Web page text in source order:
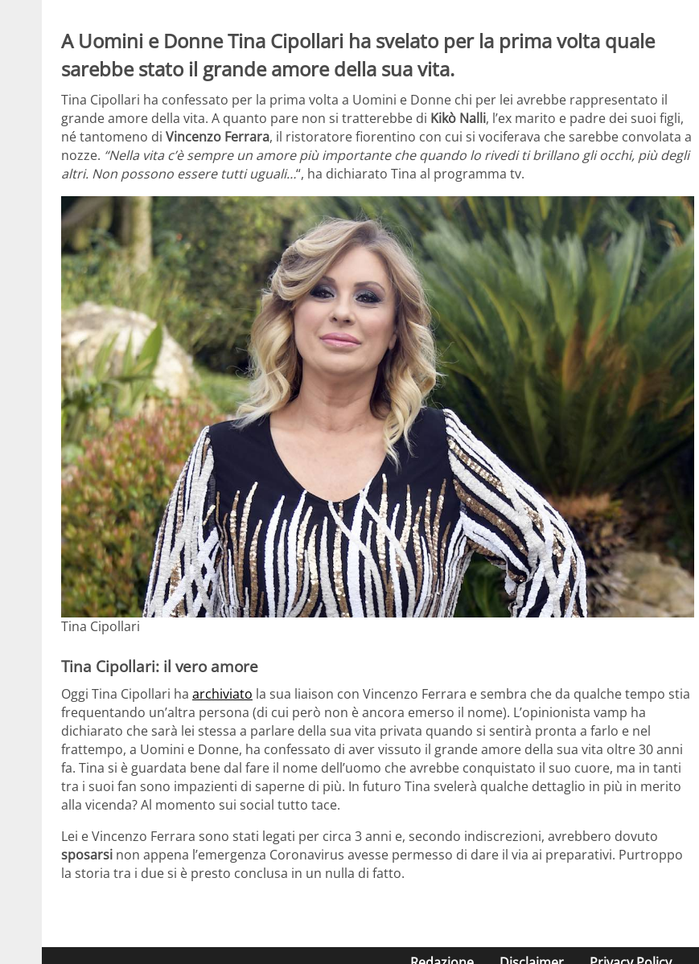
A Uomini e Donne Tina Cipollari ha svelato per la prima volta quale
sarebbe stato il grande amore della sua vita.
Tina Cipollari ha confessato per la prima volta a Uomini e Donne chi per lei avrebbe rappresentato il
grande amore della vita. A quanto pare non si tratterebbe di Kikò Nalli, l’ex marito e padre dei suoi figli,
né tantomeno di Vincenzo Ferrara, il ristoratore fiorentino con cui si vociferava che sarebbe convolata a
nozze. “Nella vita c’è sempre un amore più importante che quando lo rivedi ti brillano gli occhi, più degli
altri. Non possono essere tutti uguali…“, ha dichiarato Tina al programma tv.
Tina Cipollari
Tina Cipollari: il vero amore
Oggi Tina Cipollari ha archiviato la sua liaison con Vincenzo Ferrara e sembra che da qualche tempo stia
frequentando un’altra persona (di cui però non è ancora emerso il nome). L’opinionista vamp ha
dichiarato che sarà lei stessa a parlare della sua vita privata quando si sentirà pronta a farlo e nel
frattempo, a Uomini e Donne, ha confessato di aver vissuto il grande amore della sua vita oltre 30 anni
fa. Tina si è guardata bene dal fare il nome dell’uomo che avrebbe conquistato il suo cuore, ma in tanti
tra i suoi fan sono impazienti di saperne di più. In futuro Tina svelerà qualche dettaglio in più in merito
alla vicenda? Al momento sui social tutto tace.
Lei e Vincenzo Ferrara sono stati legati per circa 3 anni e, secondo indiscrezioni, avrebbero dovuto
sposarsi non appena l’emergenza Coronavirus avesse permesso di dare il via ai preparativi. Purtroppo
la storia tra i due si è presto conclusa in un nulla di fatto.